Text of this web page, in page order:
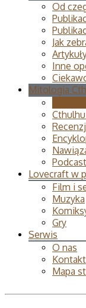
Od
Jak
Inne
Mitologia
Lovecraft w
Film i
Muzyka
Gry
Serwis
O nas
Kontakt
Mapa